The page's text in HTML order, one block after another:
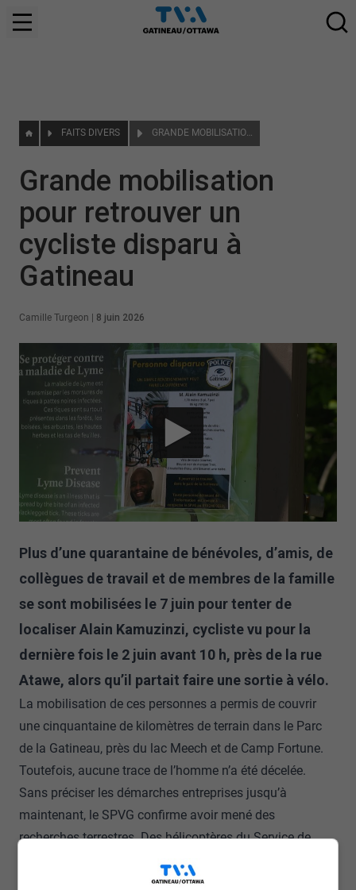
FAITS DIVERS GRANDE MOBILISATION POUR RETROUVER UN CYCLISTE DISPARU À GATINEAU
Grande mobilisation
pour retrouver un
cycliste disparu à
Gatineau
Camille Turgeon 8 juin 2026
Plus d’une quarantaine de bénévoles, d’amis, de
collègues de travail et de membres de la famille
se sont mobilisées le 7 juin pour tenter de
localiser Alain Kamuzinzi, cycliste vu pour la
dernière fois le 2 juin avant 10 h, près de la rue
Atawe, alors qu’il partait faire une sortie à vélo.
La mobilisation de ces personnes a permis de couvrir
une cinquantaine de kilomètres de terrain dans le Parc
de la Gatineau, près du lac Meech et de Camp Fortune.
Toutefois, aucune trace de l’homme n’a été décelée.
Sans préciser les démarches entreprises jusqu’à
maintenant, le SPVG confirme avoir mené des
recherches terrestres. Des hélicoptères du Service de
utilisés pour survoler la zone.